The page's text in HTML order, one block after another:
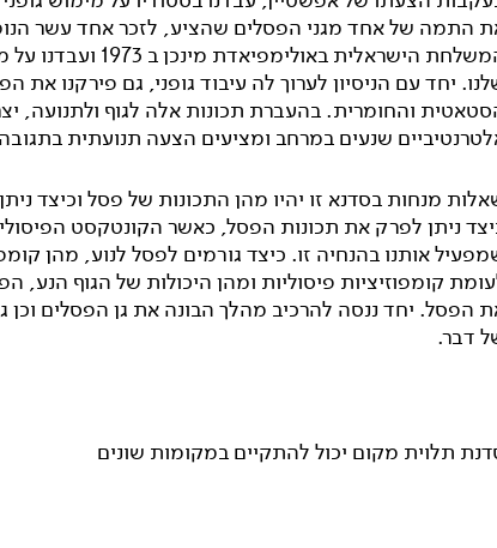
התמה של אחד מגני הפסלים שהציע, לזכר אחד עשר
המשלחת הישראלית
יחד עם הניסיון לערוך לה עיבוד גופני, גם פירקנו
והחומרית. בהעברת תכונות אלה לגוף ולתנועה,
שנעים במרחב ומציעים הצעה תנועתית
מנחות בסדנא זו יהיו מהן התכונות של פסל וכיצד
ניתן לפרק את תכונות הפסל, כאשר הקונטקסט
אותנו בהנחיה זו. כיצד גורמים לפסל לנוע, מהן
קומפוזיציות פיסוליות ומהן היכולות של הגוף הנע,
הפסל. יחד ננסה להרכיב מהלך הבונה את גן הפסלים וכן
דבר.
תלוית מקום יכול להתקיים במקומות שונים